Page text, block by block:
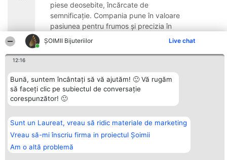
ŞOIMII Bijuteriilor Live chat
12:16
Bună, suntem încântați să vă ajutăm! 🙂 Vă rugăm
să faceți clic pe subiectul de conversație
corespunzător! 🙂
Sunt un Laureat, vreau să ridic materiale de marketing
Vreau să-mi înscriu firma in proiectul Șoimii
Am o altă problemă
piese deosebite, încărcate de
semnificație. Compania pune în valoare
pasiunea pentru frumos și precizia în
execuție, propunând ...
9.8
Organizator Ranking
BRIGHT SOLUTIONS BR SRL
Aleea Timisul De Sus 2 Bl. A30
București
tel: +40 770 990 492
Plebiscyt
Lista Tuturor
Reguli
Politica de